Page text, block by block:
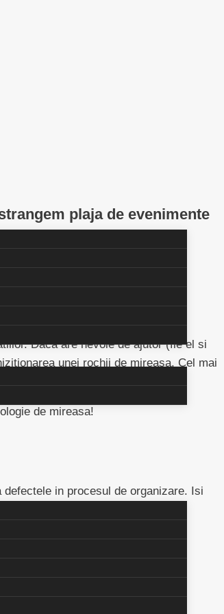
plaja de evenimente
tipologii interesante de
Daca are nevoie de ajutor (fie el si
unei rochii de mireasa. Cel mai
de mireasa!
in procesul de organizare. Isi
punctul sau personal de vedere.